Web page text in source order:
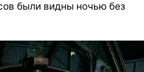
были видны ночью без